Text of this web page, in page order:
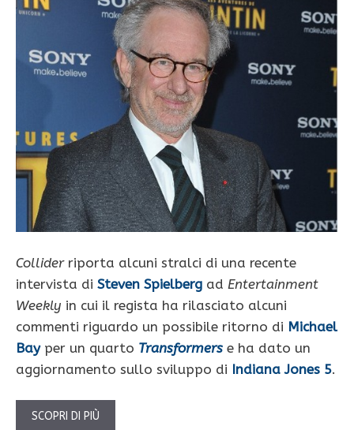
Colliderriporta alcuni stralci di una recente
intervista di Steven Spielberg ad Entertainment
Weekly in cui il regista ha rilasciato alcuni
commenti riguardo un possibile ritorno di Michael
Bayper un quarto Transformers e ha dato un
aggiornamento sullo sviluppo di Indiana Jones 5.
SCOPRI DI PIÙ